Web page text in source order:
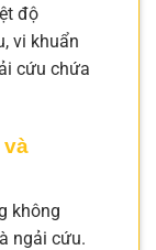
độ
vi khuẩn
cứu chứa
không
ngải cứu.